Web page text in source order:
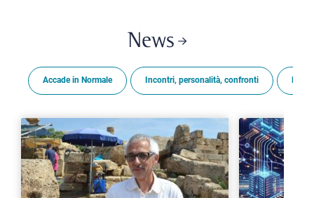
News
Accade in Normale Incontri, personalità, confronti